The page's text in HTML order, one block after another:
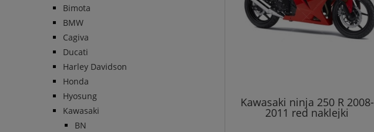
Bimota
BMW
Cagiva
Ducati
Harley Davidson
Honda
Hyosung
Kawasaki
BN
Kawasaki ninja 250 R 2008-
2011 red naklejki